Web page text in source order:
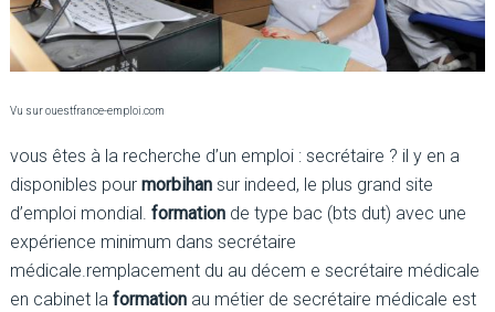
Vu sur ouestfrance-emploi.com
vous êtes à la recherche d’un emploi : secrétaire ? il y en a
disponibles pour morbihansur indeed, le plus grand site
d’emploi mondial. formationde type bac (bts dut) avec une
expérience minimum dans secrétaire
médicale.remplacement du au décem e secrétaire médicale
en cabinet la formationau métier de secrétaire médicale est